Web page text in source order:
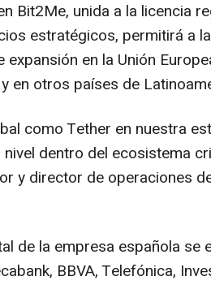
Bit2Me, unida a la licencia
estratégicos, permitirá a
expansión en la Unión
en otros países de
como Tether en nuestra
dentro del ecosistema
y director de operaciones
de la empresa española se
BBVA, Telefónica,